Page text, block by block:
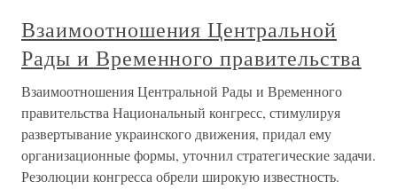
Взаимоотношения Центральной
Рады и Временного правительства
Взаимоотношения Центральной Рады и Временного
правительства Национальный конгресс, стимулируя
развертывание украинского движения, придал ему
организационные формы, уточнил стратегические задачи.
Резолюции конгресса обрели широкую известность.